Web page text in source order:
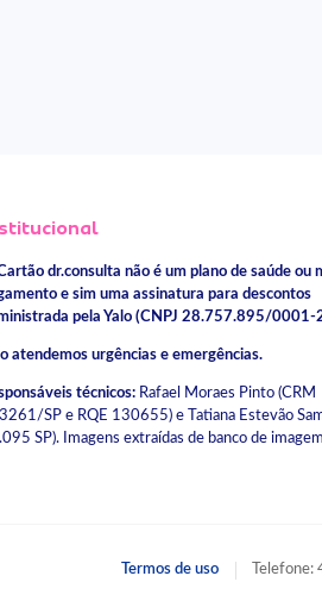
dr.consulta não é um plano de saúde ou
e sim uma assinatura para descontos
pela Yalo (CNPJ 28.757.895/0001-
atendemos urgências e emergências.
técnicos:Rafael Moraes Pinto (CRM
SP e RQE 130655) e Tatiana Estevão
SP). Imagens extraídas de banco de
Termos de uso